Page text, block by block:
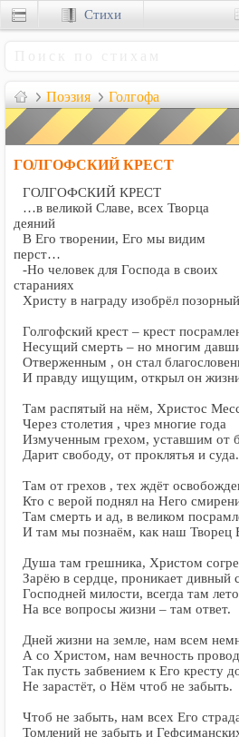
Поэзия Голгофа
ГОЛГОФСКИЙ КРЕСТ
ГОЛГОФСКИЙ КРЕСТ
…в великой Славе, всех Творца
деяний
В Его творении, Его мы видим
перст…
-Но человек для Господа в своих
стараниях
Христу в награду изобрёл
Голгофский крест – крест
Несущий смерть – но многим
Отверженным , он стал
И правду ищущим, открыл он
Там распятый на нём, Христос
Через столетия , чрез многие года
Измученным грехом, уставшим от
Дарит свободу, от проклятья и суда.
Там от грехов , тех ждёт
Кто с верой поднял на Него
Там смерть и ад, в великом
И там мы познаём, как наш Творец
Душа там грешника, Христом
Зарёю в сердце, проникает дивный
Господней милости, всегда там лето
На все вопросы жизни – там ответ.
Дней жизни на земле, нам всем
А со Христом, нам вечность
Так пусть забвением к Его кресту
Не зарастёт, о Нём чтоб не забыть.
Чтоб не забыть, нам всех Его
Томлений не забыть и
Стихи